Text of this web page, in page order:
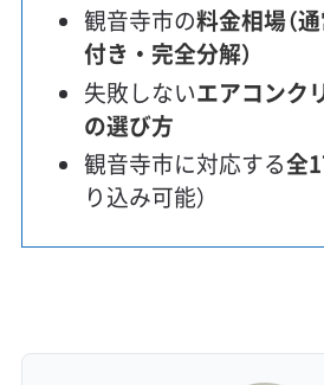
観音寺市の料金相場（
付き・完全分解）
失敗しないエアコンク
の選び方
観音寺市に対応する全
り込み可能）